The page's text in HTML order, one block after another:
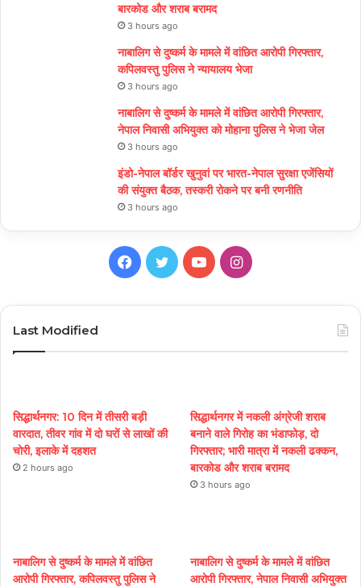
बारकोड और शराब बरामद
3 hours ago
नाबालिग से दुष्कर्म के मामले में वांछित आरोपी गिरफ्तार,
कपिलवस्तु पुलिस ने न्यायालय भेजा
3 hours ago
नाबालिग से दुष्कर्म के मामले में वांछित आरोपी गिरफ्तार,
नेपाल निवासी अभियुक्त को मोहाना पुलिस ने भेजा जेल
3 hours ago
इंडो-नेपाल बॉर्डर खुनुवां पर भारत-नेपाल सुरक्षा एजेंसियों
की संयुक्त बैठक, तस्करी रोकने पर बनी रणनीति
3 hours ago
Facebook
TwitterYouTubeInstagram
Last Modified
सिद्धार्थनगर: 10 दिन में तीसरी बड़ी
वारदात, तीवर गांव में दो घरों से लाखों की
चोरी, इलाके में दहशत
2 hours ago
सिद्धार्थनगर में नकली अंग्रेजी शराब
बनाने वाले गिरोह का भंडाफोड़, दो
गिरफ्तार; भारी मात्रा में नकली ढक्कन,
बारकोड और शराब बरामद
3 hours ago
नाबालिग से दुष्कर्म के मामले में वांछित
आरोपी गिरफ्तार, कपिलवस्तु पुलिस ने
नाबालिग से दुष्कर्म के मामले में वांछित
आरोपी गिरफ्तार, नेपाल निवासी अभियुक्त